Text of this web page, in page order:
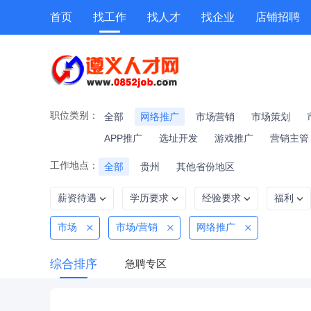
首页 找工作 找人才 找企业 店铺招聘
职位类别： 全部 网络推广 市场营销 市场策划
APP推广
选址开发 游戏推广 营销主管
工作地点： 全部 贵州 其他省份地区
薪资待遇 学历要求 经验要求 福利
市场 市场/营销 网络推广
综合排序 急聘专区